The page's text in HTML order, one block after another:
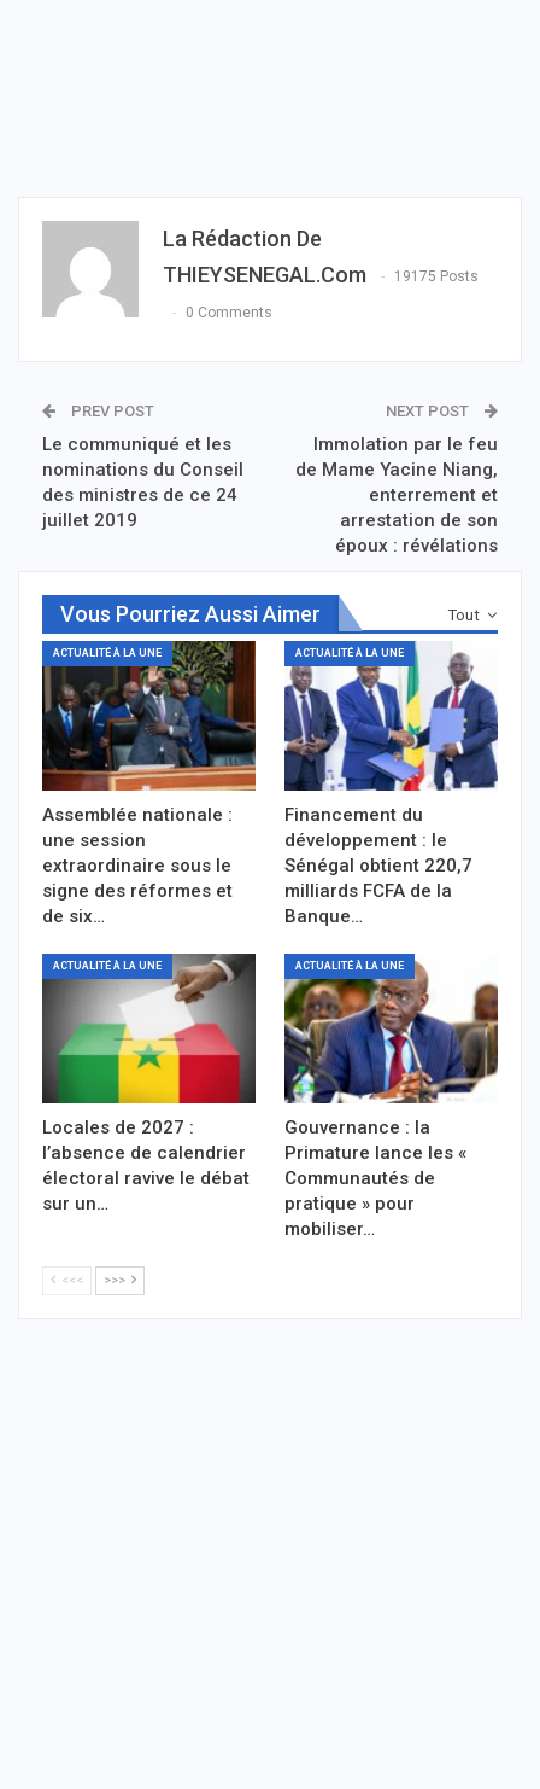
La Rédaction De
THIEYSENEGAL.com
19175 Posts
0 Comments
PREV POST
Le communiqué et les
nominations du Conseil
des ministres de ce 24
juillet 2019
NEXT POST
Immolation par le feu
de Mame Yacine Niang,
enterrement et
arrestation de son
époux : révélations
Tout
Vous Pourriez Aussi Aimer
ACTUALITÉ À LA UNE
Assemblée nationale :
une session
extraordinaire sous le
signe des réformes et
de six…
ACTUALITÉ À LA UNE
Financement du
développement : le
Sénégal obtient 220,7
milliards FCFA de la
Banque…
ACTUALITÉ À LA UNE
Locales de 2027 :
l’absence de calendrier
électoral ravive le débat
sur un…
ACTUALITÉ À LA UNE
Gouvernance : la
Primature lance les «
Communautés de
pratique » pour
mobiliser…
<<< >>>